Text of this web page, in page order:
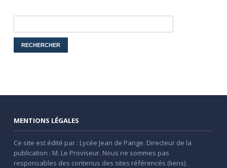
MENTIONS LÉGALES
Ce site est édité par : Lycée Jean de Pange. Directeur de la
publication : M. Le Proviseur. Nous ne sommes pas
responsables des contenus des sites référencés (liens).